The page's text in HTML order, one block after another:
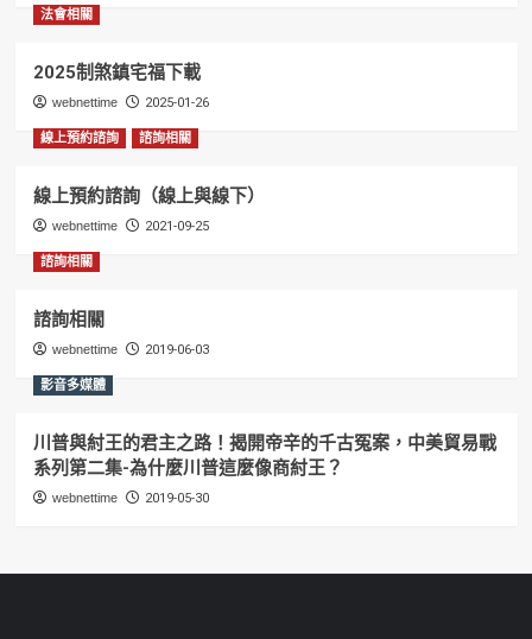
法會相關
2025制煞鎮宅福下載
webnettime 2025-01-26
線上預約諮詢 諮詢相關
線上預約諮詢（線上與線下）
webnettime 2021-09-25
諮詢相關
諮詢相關
webnettime 2019-06-03
影音多媒體
川普與紂王的君主之路！揭開帝辛的千古冤案，中美貿易戰
系列第二集-為什麼川普這麼像商紂王？
webnettime 2019-05-30